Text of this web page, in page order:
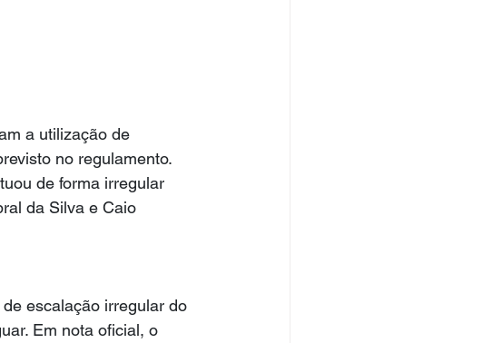
a utilização de
no regulamento.
de forma irregular
da Silva e Caio
escalação irregular do
Em nota oficial, o